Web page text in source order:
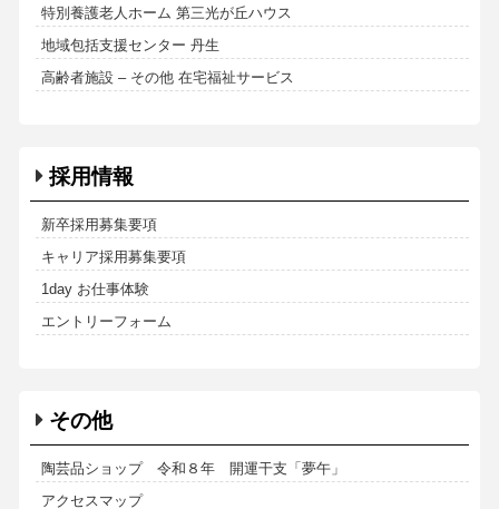
特別養護老人ホーム 第三光が丘ハウス
地域包括支援センター 丹生
高齢者施設 – その他 在宅福祉サービス
採用情報
新卒採用募集要項
キャリア採用募集要項
1day お仕事体験
エントリーフォーム
その他
陶芸品ショップ 令和８年 開運干支「夢午」
アクセスマップ